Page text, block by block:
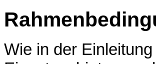
Wie in der